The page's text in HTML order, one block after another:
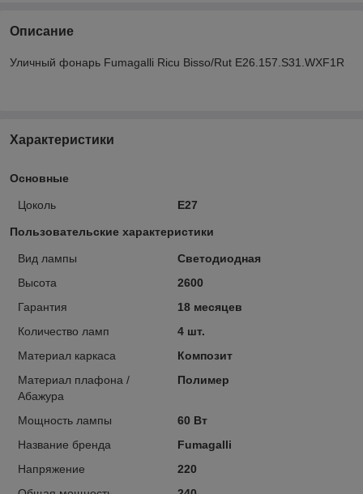
Описание
Уличный фонарь Fumagalli Ricu Bisso/Rut E26.157.S31.WXF1R
Характеристики
Основные
Цоколь E27
Пользовательские характеристики
Вид лампы
Светодиодная
Высота
2600
Гарантия
18 месяцев
Количество ламп
4 шт.
Материал каркаса
Композит
Материал плафона /
Абажура
Полимер
Мощность лампы
60 Вт
Название бренда
Fumagalli
Напряжение
220